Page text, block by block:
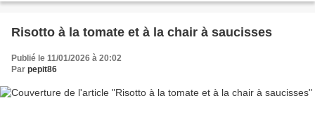
Risotto à la tomate et à la chair à saucisses
Publié le 11/01/2026 à 20:02
Par pepit86